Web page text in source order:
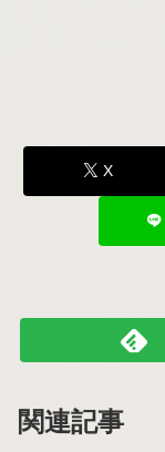
X
関連記事